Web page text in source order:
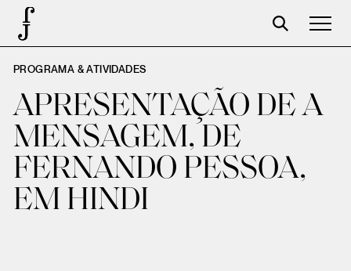
Foundation
Events
The foundation
Partners
Centenary
PROGRAMA & ATIVIDADES
APRESENTAÇÃO DE A
MENSAGEM, DE
FERNANDO PESSOA,
EM HINDI